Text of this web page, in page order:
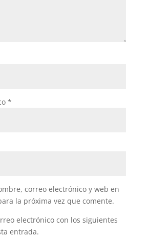
*
correo electrónico y web en
la próxima vez que comente.
electrónico con los siguientes
entrada.